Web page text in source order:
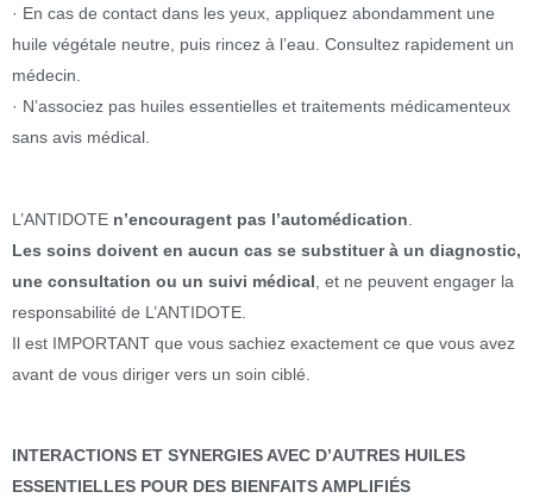
· En cas de contact dans les yeux, appliquez abondamment une
huile végétale neutre, puis rincez à l’eau. Consultez rapidement un
médecin.
· N’associez pas huiles essentielles et traitements médicamenteux
sans avis médical.
L’ANTIDOTE n’encouragent pas l’automédication
Les soins doivent en aucun cas se substituer à un diagnostic,
une consultation ou un suivi médical , et ne peuvent engager la
responsabilité de L’ANTIDOTE.
Il est IMPORTANT que vous sachiez exactement ce que vous avez
avant de vous diriger vers un soin ciblé.
INTERACTIONS ET SYNERGIES AVEC D’AUTRES HUILES
ESSENTIELLES POUR DES BIENFAITS AMPLIFIÉS